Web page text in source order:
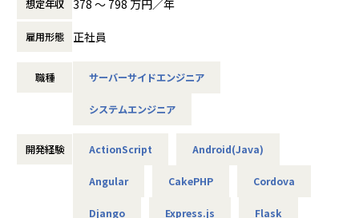
・バーチャルオフィスとして、MetaLifeを導入
【業務の変更の範囲】
会社の定める業務
ける課題抽出・企画立案から開発・運用までの一連の業務を
ご経験、スキルに応じてご担当いただきます。（Ruby on Ra
ilsでの開発が中心）
推進していく社員が多く在籍しています。
■開発環境：
stAPI, Laravel, CakePHP, Spring, Tomcat, Flutter等
想定年収 378 〜 798 万円／年
雇用形態 正社員
職種 サーバーサイドエンジニア
システムエンジニア
開発経験 ActionScript Android(Java)
Angular CakePHP Cordova
Django Express.js Flask